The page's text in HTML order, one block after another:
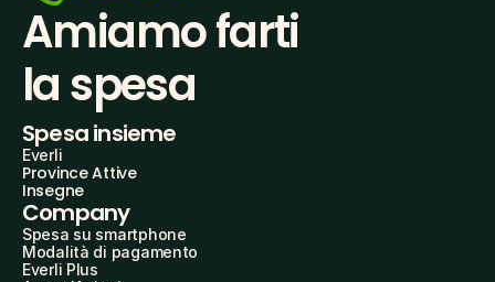
Amiamo farti
la spesa
Spesa insieme
Everli
Province Attive
Insegne
Company
Spesa su smartphone
Modalità di pagamento
Everli Plus